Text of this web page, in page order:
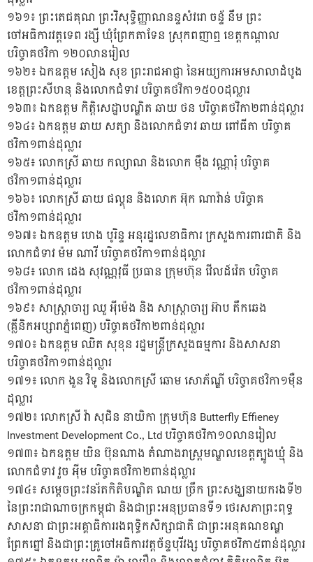
១៦១៖ ព្រះតេជគុណ ព្រះវិសុទ្ធិញ្ញាណនន្ទសំវរោ ចន្ទ័ នឹម ព្រះ
ចៅអធិការវត្តទេព រង្សី ឃុំព្រែកតាទែន ស្រុកពញាឮ ខេត្តកណ្តាល
បរិច្ចាគថវិកា ១២០លានរៀល
១៦២៖ ឯកឧត្តម សៀង សុខ ព្រះរាជអាជ្ញា នៃអយ្យការអមសាលាដំបូង
ខេត្តព្រះសីហនុ និងលោកជំទាវ បរិច្ចាគថវិកា១៥០០ដុល្លារ
១៦៣៖ ឯកឧត្តម កិត្តិសេដ្ឋាបណ្ឌិត ឆាយ ថន បរិច្ចាគថវិកា២ពាន់ដុល្លារ
១៦៤៖ ឯកឧត្តម ឆាយ សត្យា និងលោកជំទាវ ឆាយ ពៅធីតា បរិច្ចាគ
ថវិកា១ពាន់ដុល្លារ
១៦៥៖ លោកស្រី ឆាយ កល្យាណ និងលោក ម៉ឹង វណ្ណារុំ បរិច្ចាគ
ថវិកា១ពាន់ដុល្លារ
១៦៦៖ លោកស្រី ឆាយ ផល្គុន និងលោក អ៊ុក ណាវ៉ាន់ បរិច្ចាគ
ថវិកា១ពាន់ដុល្លារ
១៦៧៖ ឯកឧត្តម ហេង បូរិន្ទ អនុរដ្ឋលេខាធិការ ក្រសួងការពារជាតិ និង
លោកជំទាវ ម៉ម ណាវី បរិច្ចាគថវិកា១ពាន់ដុល្លារ
១៦៨៖ លោក ដេង សុវណ្ណវុធី ប្រធាន ក្រុមហ៊ុន វើលដ៍វ៉េត បរិច្ចាគ
ថវិកា១ពាន់ដុល្លារ
១៦៩៖ សាស្ត្រាចារ្យ ឈួ អ៉ីម៉េង និង សាស្ត្រាចារ្យ អ៊ាប តឹកឆេង
(គ្លីនិកអប្សារាភ្នំពេញ) បរិច្ចាគថវិកា២ពាន់ដុល្លារ
១៧០៖ ឯកឧត្តម ឈិត សុខុន រដ្ឋមន្ត្រីក្រសួងធម្មការ និងសាសនា
បរិច្ចាគថវិកា១ពាន់ដុល្លារ
១៧១៖ លោក ងួន វិទូ និងលោកស្រី ឆោម សោភ័ណ្ឌី បរិច្ចាគថវិកា១ម៉ឺន
ដុល្លារ
១៧២៖ លោកស្រី វ៉ា សុជិន នាយិកា ក្រុមហ៊ុន Butterfly Effieney
Investment Development Co., Ltd បរិច្ចាគថវិកា១០លានរៀល
១៧៣៖ ឯកឧត្តម យិន ប៊ុនណាង តំណាងរាស្ត្រមណ្ឌលខេត្តត្បូងឃ្មុំ និង
លោកជំទាវ វួច អ៉ីម បរិច្ចាគថវិកា២ពាន់ដុល្លារ
១៧៤៖ សម្តេចព្រះវនរ័តកិតិបណ្ឌិត ណយ ច្រឹក ព្រះសង្ឃនាយករងទី២
នៃព្រះរាជាណាចក្រកម្ពុជា និងជាព្រះអនុប្រធានទី១ ថេរសភាព្រះពុទ្ធ
សាសនា ជាព្រះអគ្គាធិការរងពុទ្ធិកសិក្សាជាតិ ជាព្រះអនុគណខណ្ឌ
ព្រែកព្នៅ និងជាព្រះគ្រូចៅអធិការវត្តច័ន្ទបុរីវង្ស បរិច្ចាគថវិកា៥ពាន់ដុល្លារ